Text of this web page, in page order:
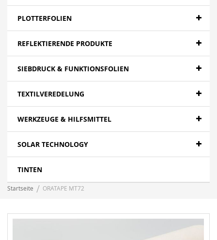
PLOTTERFOLIEN
REFLEKTIERENDE PRODUKTE
SIEBDRUCK & FUNKTIONSFOLIEN
TEXTILVEREDELUNG
WERKZEUGE & HILFSMITTEL
SOLAR TECHNOLOGY
TINTEN
Startseite ORATAPE MT72